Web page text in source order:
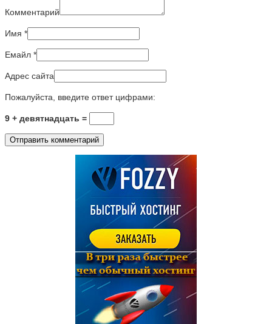
Комментарий
Имя *
Емайл *
Адрес сайта
Пожалуйста, введите ответ цифрами:
9 + девятнадцать =